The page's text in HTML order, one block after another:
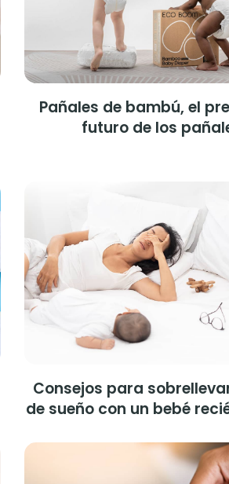
Pañales de bambú, el
futuro de los
Consejos para
de sueño con un bebé